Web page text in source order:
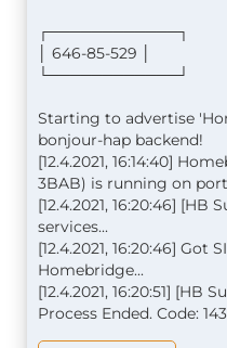
┌────────────┐
│ 646-85-529 │
└────────────┘
Starting to advertise
bonjour-hap backend!
[12.4.2021, 16:14:40]
3BAB) is running on port
[12.4.2021, 16:20:46] [HB
services...
[12.4.2021, 16:20:46] Got
Homebridge...
[12.4.2021, 16:20:51] [HB
Process Ended. Code: